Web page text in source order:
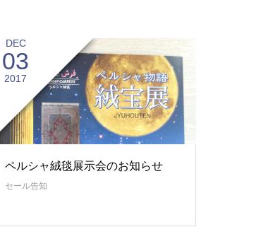
DEC
03
2017
ペルシャ絨毯展示会のお知らせ
セール告知